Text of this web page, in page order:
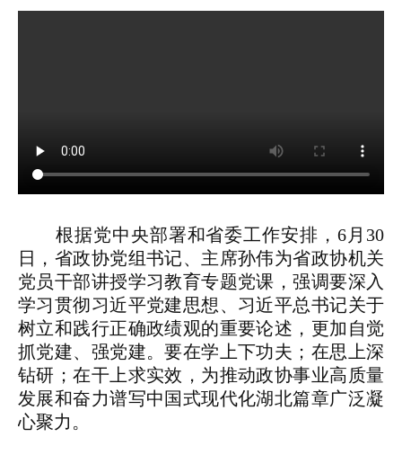
根据党中央部署和省委工作安排，6月30
日，省政协党组书记、主席孙伟为省政协机关
党员干部讲授学习教育专题党课，强调要深入
学习贯彻习近平党建思想、习近平总书记关于
树立和践行正确政绩观的重要论述，更加自觉
抓党建、强党建。要在学上下功夫；在思上深
钻研；在干上求实效，为推动政协事业高质量
发展和奋力谱写中国式现代化湖北篇章广泛凝
心聚力。